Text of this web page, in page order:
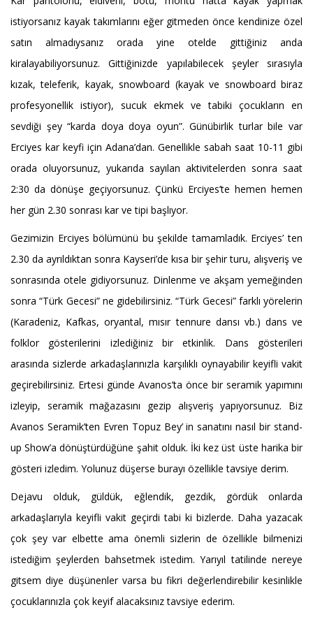
istiyorsanız kayak takımlarını eğer gitmeden önce kendinize özel
satın almadıysanız orada yine otelde gittiğiniz anda
kiralayabiliyorsunuz. Gittiğinizde yapılabilecek şeyler sırasıyla
kızak, teleferik, kayak, snowboard (kayak ve snowboard biraz
profesyonellik istiyor), sucuk ekmek ve tabiki çocukların en
sevdiği şey “karda doya doya oyun”. Günübirlik turlar bile var
Erciyes kar keyfi için Adana’dan. Genellikle sabah saat 10-11 gibi
orada oluyorsunuz, yukarıda sayılan aktivitelerden sonra saat
2:30 da dönüşe geçiyorsunuz. Çünkü Erciyes’te hemen hemen
her gün 2.30 sonrası kar ve tipi başlıyor.
Gezimizin Erciyes bölümünü bu şekilde tamamladık. Erciyes’ ten
2.30 da ayrıldıktan sonra Kayseri’de kısa bir şehir turu, alışveriş ve
sonrasında otele gidiyorsunuz. Dinlenme ve akşam yemeğinden
sonra “Türk Gecesi” ne gidebilirsiniz. “Türk Gecesi” farklı yörelerin
(Karadeniz, Kafkas, oryantal, mısır tennure dansı vb.) dans ve
folklor gösterilerini izlediğiniz bir etkinlik. Dans gösterileri
arasında sizlerde arkadaşlarınızla karşılıklı oynayabilir keyifli vakit
geçirebilirsiniz. Ertesi günde Avanos’ta önce bir seramik yapımını
izleyip, seramik mağazasını gezip alışveriş yapıyorsunuz. Biz
Avanos Seramik’ten Evren Topuz Bey’ in sanatını nasıl bir stand-
up Show’a dönüştürdüğüne şahit olduk. İki kez üst üste harika bir
gösteri izledim. Yolunuz düşerse burayı özellikle tavsiye derim.
Dejavu olduk, güldük, eğlendik, gezdik, gördük onlarda
arkadaşlarıyla keyifli vakit geçirdi tabi ki bizlerde. Daha yazacak
çok şey var elbette ama önemli sizlerin de özellikle bilmenizi
istediğim şeylerden bahsetmek istedim. Yarıyıl tatilinde nereye
gitsem diye düşünenler varsa bu fikri değerlendirebilir kesinlikle
çocuklarınızla çok keyif alacaksınız tavsiye ederim.